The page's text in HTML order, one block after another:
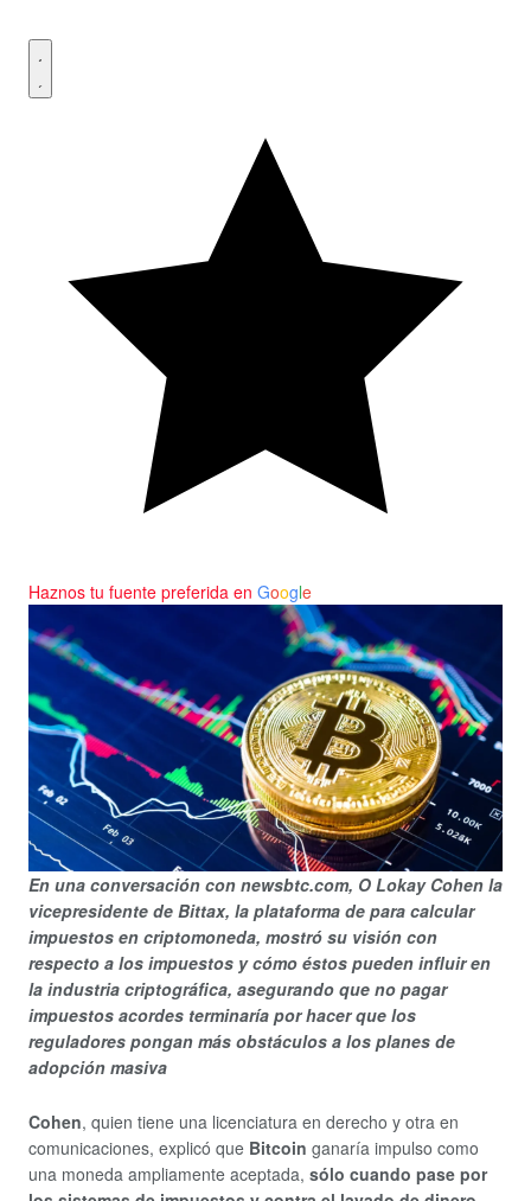
Haznos tu fuente preferida en Google
En una conversación con newsbtc.com, O Lokay Cohen la
vicepresidente de Bittax, la plataforma de para calcular
impuestos en criptomoneda, mostró su visión con
respecto a los impuestos y cómo éstos pueden influir en
la industria criptográfica, asegurando que no pagar
impuestos acordes terminaría por hacer que los
reguladores pongan más obstáculos a los planes de
adopción masiva
Cohen, quien tiene una licenciatura en derecho y otra en
comunicaciones, explicó que Bitcoin ganaría impulso como
una moneda ampliamente aceptada, sólo cuando pase por